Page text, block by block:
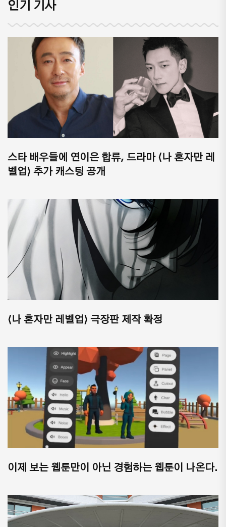
인기 기사
스타 배우들에 연이은 합류, 드라마 ⟨나 혼자만 레
벨업⟩ 추가 캐스팅 공개
⟨나 혼자만 레벨업⟩ 극장판 제작 확정
이제 보는 웹툰만이 아닌 경험하는 웹툰이 나온다.